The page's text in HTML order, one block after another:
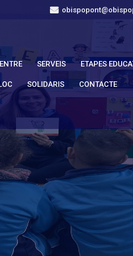
SERVEIS ETAPES
SOLIDARIS CONTACTE